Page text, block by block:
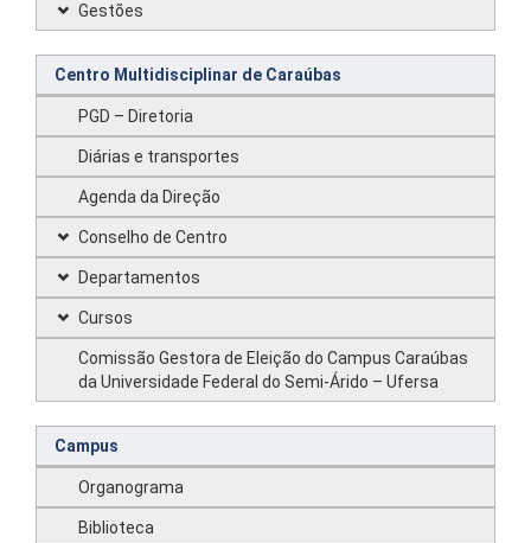
Gestões
Centro Multidisciplinar de Caraúbas
PGD – Diretoria
Diárias e transportes
Agenda da Direção
Conselho de Centro
Departamentos
Cursos
Comissão Gestora de Eleição do Campus Caraúbas
da Universidade Federal do Semi-Árido – Ufersa
Campus
Organograma
Biblioteca